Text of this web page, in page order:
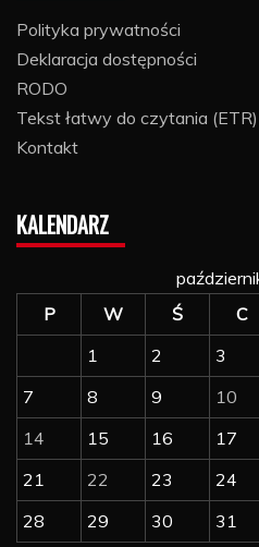
Polityka prywatności
Deklaracja dostępności
RODO
Tekst łatwy do czytania (ETR)
Kontakt
KALENDARZ
P
W Ś C
1
2 3
7
8 9 10
14
15 16 17
21
22 23 24
28
29 30 31